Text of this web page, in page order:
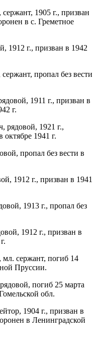
1905 г., призван
в с. Греметное
1912 г., призван в 1942
пропал без вести
1911 г., призван в
г.
рядовой, 1921 г.,
октябре 1941 г.
про­пал без вести в
1912 г., призван в 1941
1913 г., пропал без
1912 г., призван в
сер­жант, погиб 14
Пруссии.
погиб 25 марта
обл.
1904 г., призван в
в Ленинградской